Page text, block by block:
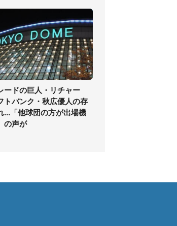
ードの巨人・リチャー
トバンク・秋広優人の存
...「他球団の方が出場機
の声が